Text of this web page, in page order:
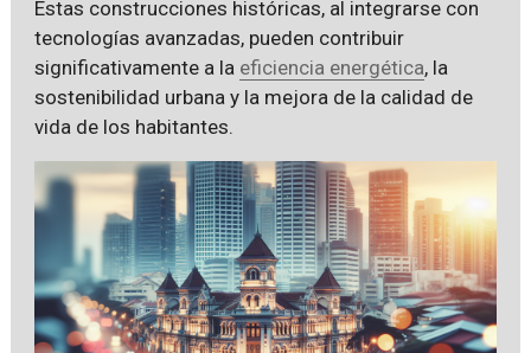
Estas construcciones históricas, al integrarse con
tecnologías avanzadas, pueden contribuir
significativamente a la eficiencia energética, la
sostenibilidad urbana y la mejora de la calidad de
vida de los habitantes.